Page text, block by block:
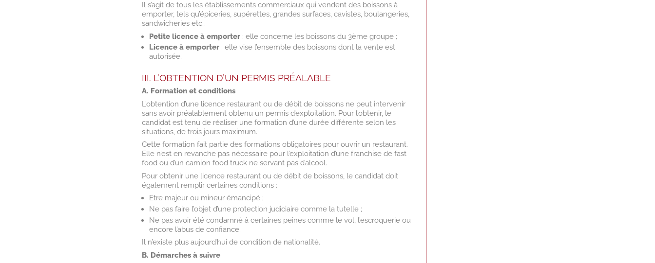
Il s’agit de tous les établissements commerciaux qui vendent des boissons à
emporter, tels qu’épiceries, supérettes, grandes surfaces, cavistes, boulangeries,
sandwicheries etc…
Petite licence à emporter : elle concerne les boissons du 3ème groupe ;
Licence à emporter : elle vise l’ensemble des boissons dont la vente est
autorisée.
III. L’OBTENTION D’UN PERMIS PRÉALABLE
A. Formation et conditions
L’obtention d’une licence restaurant ou de débit de boissons ne peut intervenir
sans avoir préalablement obtenu un permis d’exploitation. Pour l’obtenir, le
candidat est tenu de réaliser une formation d’une durée différente selon les
situations, de trois jours maximum.
Cette formation fait partie des formations obligatoires pour ouvrir un restaurant.
Elle n’est en revanche pas nécessaire pour l’exploitation d’une franchise de fast
food ou d’un camion food truck ne servant pas d’alcool.
Pour obtenir une licence restaurant ou de débit de boissons, le candidat doit
également remplir certaines conditions :
Etre majeur ou mineur émancipé ;
Ne pas faire l’objet d’une protection judiciaire comme la tutelle ;
Ne pas avoir été condamné à certaines peines comme le vol, l’escroquerie ou
encore l’abus de confiance.
Il n’existe plus aujourd’hui de condition de nationalité.
B. Démarches à suivre